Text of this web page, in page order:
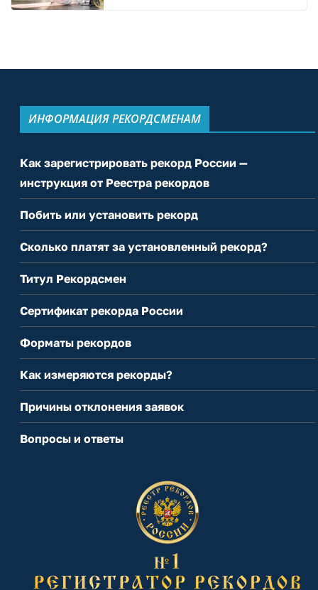
ИНФОРМАЦИЯ РЕКОРДСМЕНАМ
Как зарегистрировать рекорд России —
инструкция от Реестра рекордов
Побить или установить рекорд
Сколько платят за установленный рекорд?
Титул Рекордсмен
Сертификат рекорда России
Форматы рекордов
Как измеряются рекорды?
Причины отклонения заявок
Вопросы и ответы